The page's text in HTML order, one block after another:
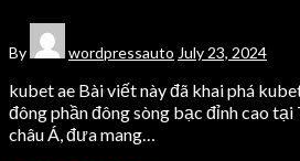
By wordpressauto July 23, 2024
kubet ae Bài viết này đã khai phá
đông phần đông sòng bạc đỉnh cao tại
châu Á, đưa mang…